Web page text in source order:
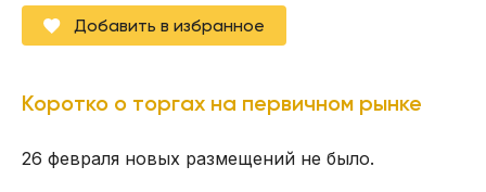
Добавить в избранное
Коротко о торгах на первичном рынке
26 февраля новых размещений не было.